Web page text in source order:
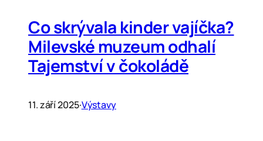
Co skrývala kinder vajíčka?
Milevské muzeum odhalí
Tajemství v čokoládě
11. září 2025·Výstavy